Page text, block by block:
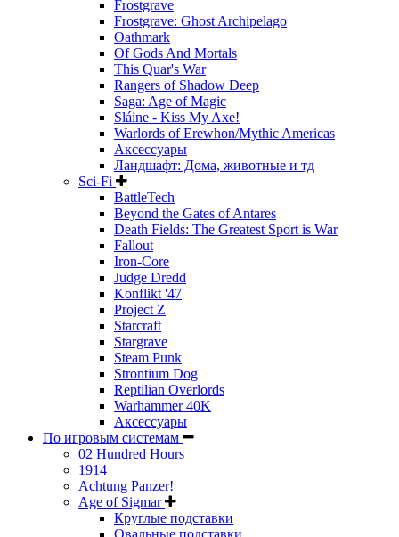
Frostgrave
Frostgrave: Ghost Archipelago
Oathmark
Of Gods And Mortals
This Quar's War
Rangers of Shadow Deep
Saga: Age of Magic
Sláine - Kiss My Axe!
Warlords of Erewhon/Mythic Americas
Аксессуары
Ландшафт: Дома, животные и тд
Sci-Fi
BattleTech
Beyond the Gates of Antares
Death Fields: The Greatest Sport is War
Fallout
Iron-Core
Judge Dredd
Konflikt '47
Project Z
Starcraft
Stargrave
Steam Punk
Strontium Dog
Reptilian Overlords
Warhammer 40K
Аксессуары
По игровым системам
02 Hundred Hours
1914
Achtung Panzer!
Age of Sigmar
Круглые подставки
Овальные подставки